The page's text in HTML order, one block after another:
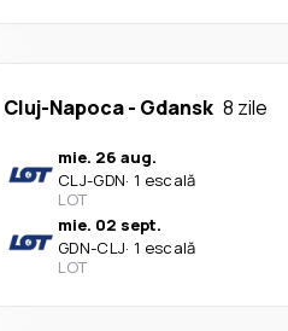
Cluj-Napoca- Gdansk 8 zile
mie. 26 aug.
CLJ-GDN· 1 escală
LOT
mie. 02 sept.
GDN-CLJ· 1 escală
LOT